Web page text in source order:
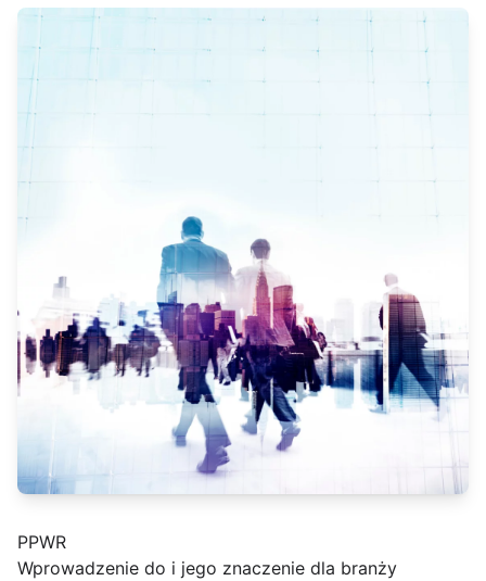
PPWR
Wprowadzenie do i jego znaczenie dla branży